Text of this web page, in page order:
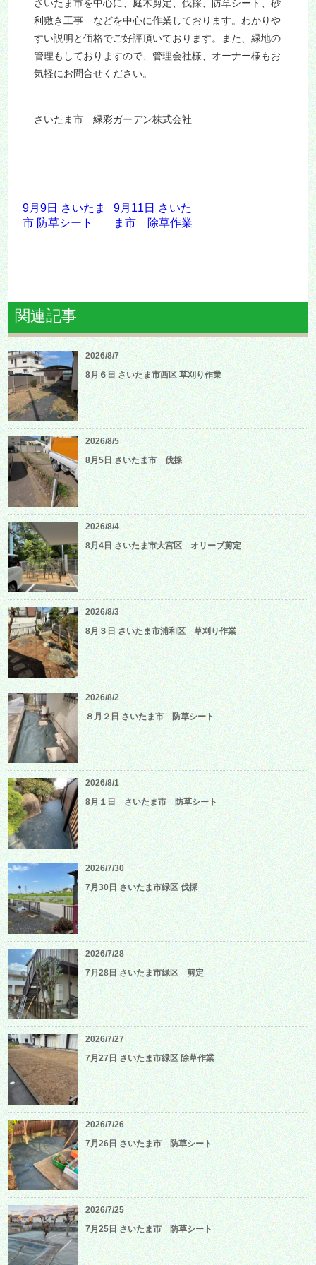
さいたま市を中心に、庭木剪定、伐採、防草シート、砂
利敷き工事 などを中心に作業しております。わかりや
すい説明と価格でご好評頂いております。
また、緑地の
管理もしておりますので、管理会社様、オーナー様もお
気軽にお問合せください。
さいたま市 緑彩ガーデン株式会社
9月9日 さいたま
市 防草シート
9月11日 さいた
ま市 除草作業
関連記事
2026/8/7
8月６日 さいたま市西区 草刈り作業
2026/8/5
8月5日 さいたま市 伐採
2026/8/4
8月4日 さいたま市大宮区 オリーブ剪定
2026/8/3
8月３日 さいたま市浦和区 草刈り作業
2026/8/2
８月２日 さいたま市 防草シート
2026/8/1
8月１日 さいたま市 防草シート
2026/7/30
7月30日 さいたま市緑区 伐採
2026/7/28
7月28日 さいたま市緑区 剪定
2026/7/27
7月27日 さいたま市緑区 除草作業
2026/7/26
7月26日 さいたま市 防草シート
2026/7/25
7月25日 さいたま市 防草シート